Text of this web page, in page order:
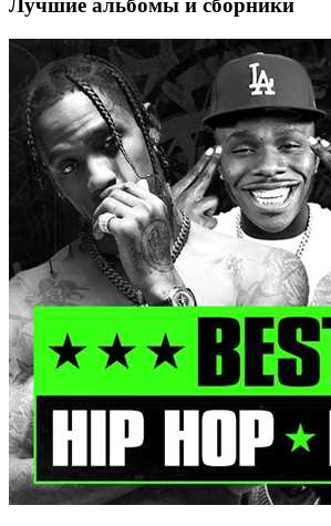
Лучшие альбомы и сборники